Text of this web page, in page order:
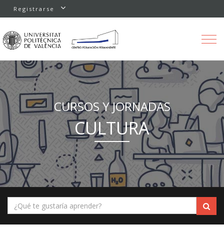
Registrarse
Toggle
CURSOS Y JORNADAS
CULTURA